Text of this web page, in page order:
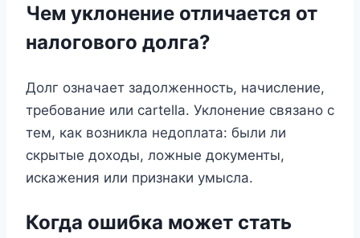
Чем уклонение отличается от
налогового долга?
Долг означает задолженность, начисление,
требование или cartella. Уклонение связано с
тем, как возникла недоплата: были ли
скрытые доходы, ложные документы,
искажения или признаки умысла.
Когда ошибка может стать